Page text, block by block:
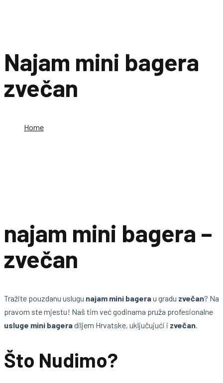
Najam mini bagera
zvečan
Home
najam mini bagera –
zvečan
Tražite pouzdanu uslugu najam mini bagerau gradu zvečan? Na
pravom ste mjestu! Naš tim već godinama pruža profesionalne
usluge mini bageradiljem Hrvatske, uključujući i zvečan
Što Nudimo?